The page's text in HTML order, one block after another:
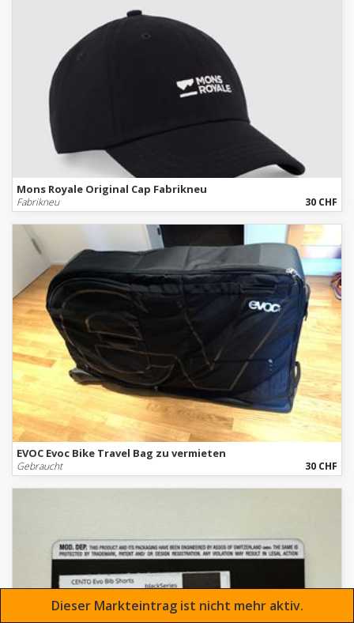
Mons Royale Original Cap Fabrikneu
Fabrikneu 30 CHF
EVOC Evoc Bike Travel Bag zu vermieten
Gebraucht 30 CHF
Dieser Markteintrag ist nicht mehr aktiv.